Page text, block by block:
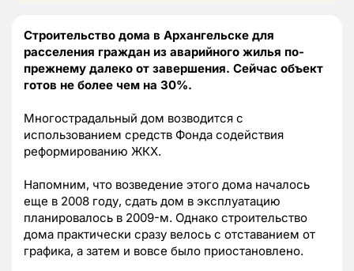
Строительство дома в Архангельске для
расселения граждан из аварийного жилья по-
прежнему далеко от завершения. Сейчас объект
готов не более чем на 30%.
Многострадальный дом возводится с
использованием средств Фонда содействия
реформированию ЖКХ.
Напомним, что возведение этого дома началось
еще в 2008 году, сдать дом в эксплуатацию
планировалось в 2009-м. Однако строительство
дома практически сразу велось с отставанием от
графика, а затем и вовсе было приостановлено.